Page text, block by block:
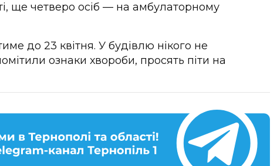
ще четверо осіб — на амбулаторному
до 23 квітня. У будівлю нікого не
ознаки хвороби, просять піти на